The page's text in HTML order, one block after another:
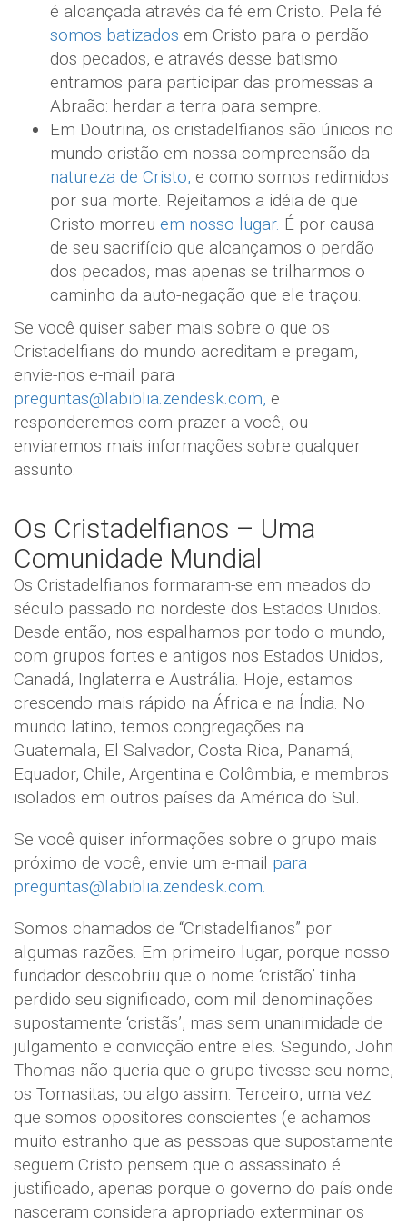
é alcançada através da fé em Cristo. Pela fé
somos batizados em Cristo para o perdão
dos pecados, e através desse batismo
entramos para participar das promessas a
Abraão: herdar a terra para sempre.
Em Doutrina, os cristadelfianos são únicos no
mundo cristão em nossa compreensão da
natureza de Cristo, e como somos redimidos
por sua morte. Rejeitamos a idéia de que
Cristo morreu em nosso lugar. É por causa
de seu sacrifício que alcançamos o perdão
dos pecados, mas apenas se trilharmos o
caminho da auto-negação que ele traçou.
Se você quiser saber mais sobre o que os
Cristadelfians do mundo acreditam e pregam,
envie-nos e-mail para
preguntas@labiblia.zendesk.com, e
responderemos com prazer a você, ou
enviaremos mais informações sobre qualquer
assunto.
Os Cristadelfianos – Uma
Comunidade Mundial
Os Cristadelfianos formaram-se em meados do
século passado no nordeste dos Estados Unidos.
Desde então, nos espalhamos por todo o mundo,
com grupos fortes e antigos nos Estados Unidos,
Canadá, Inglaterra e Austrália. Hoje, estamos
crescendo mais rápido na África e na Índia. No
mundo latino, temos congregações na
Guatemala, El Salvador, Costa Rica, Panamá,
Equador, Chile, Argentina e Colômbia, e membros
isolados em outros países da América do Sul.
Se você quiser informações sobre o grupo mais
próximo de você, envie um e-mail para
preguntas@labiblia.zendesk.com.
Somos chamados de “Cristadelfianos” por
algumas razões. Em primeiro lugar, porque nosso
fundador descobriu que o nome ‘cristão’ tinha
perdido seu significado, com mil denominações
supostamente ‘cristãs’, mas sem unanimidade de
julgamento e convicção entre eles. Segundo, John
Thomas não queria que o grupo tivesse seu nome,
os Tomasitas, ou algo assim. Terceiro, uma vez
que somos opositores conscientes (e achamos
muito estranho que as pessoas que supostamente
seguem Cristo pensem que o assassinato é
justificado, apenas porque o governo do país onde
nasceram considera apropriado exterminar os